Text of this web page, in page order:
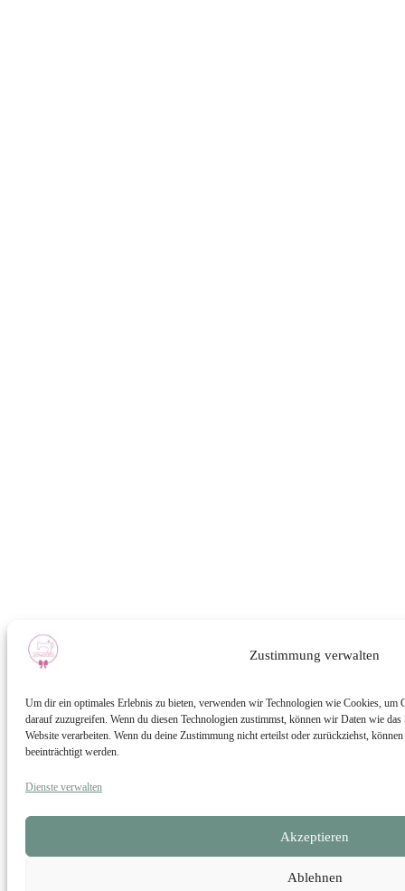
Zustimmung verwalten
Um dir ein optimales Erlebnis zu bieten, verwenden wir Technologien wie Cookies, um
darauf zuzugreifen. Wenn du diesen Technologien zustimmst, können wir Daten wie
Website verarbeiten. Wenn du deine Zustimmung nicht erteilst oder zurückziehst,
beeinträchtigt werden.
Dienste verwalten
Akzeptieren
Ablehnen